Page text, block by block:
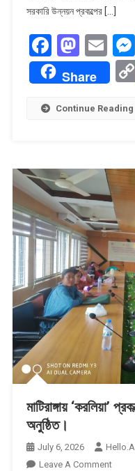
এসিল্যান্ড
চরম
সরকারি উন্নয়ন প্রকল্পের […]
Share
Continue Reading
মাটিরাঙ্গায় ‘করলিয়া’
অনুষ্ঠিত।
July 6, 2026
Leave A CommentOn